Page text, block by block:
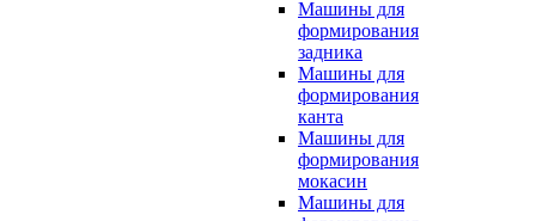
Машины для
формирования
задника
Машины для
формирования
канта
Машины для
формирования
мокасин
Машины для